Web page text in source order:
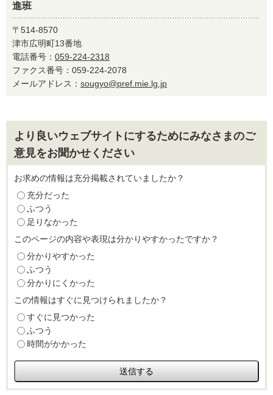
進班
〒514-8570
津市広明町13番地
電話番号： 059-224-2318
ファクス番号：059-224-2078
メールアドレス： sougyo@pref.mie.lg.jp
より良いウェブサイトにするためにみなさまのご
意見をお聞かせください
お求めの情報は充分掲載されていましたか？
充分だった
ふつう
足りなかった
このページの内容や表現は分かりやすかったですか？
分かりやすかった
ふつう
分かりにくかった
この情報はすぐに見つけられましたか？
すぐに見つかった
ふつう
時間がかかった